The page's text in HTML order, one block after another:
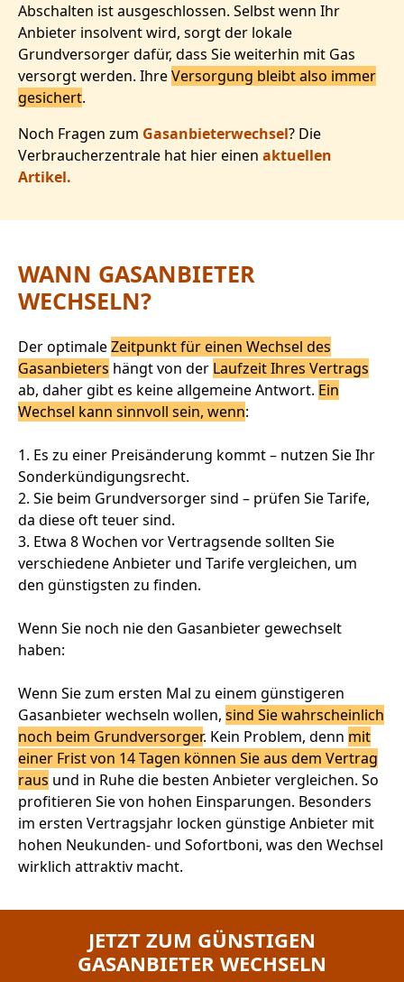
Abschalten ist ausgeschlossen. Selbst wenn Ihr
Anbieter insolvent wird, sorgt der lokale
Grundversorger dafür, dass Sie weiterhin mit Gas
versorgt werden. IhreVersorgung bleibt also immer
gesichert.
Noch Fragen zum Gasanbieterwechsel? Die
Verbraucherzentrale hat hier einen aktuellen
Artikel.
WANN GASANBIETER
WECHSELN?
Der optimaleZeitpunkt für einen Wechsel des
Gasanbieters hängt von der Laufzeit Ihres Vertrags
ab, daher gibt es keine allgemeine Antwort. Ein
Wechsel kann sinnvoll sein, wenn:
1. Es zu einer Preisänderung kommt – nutzen Sie Ihr
Sonderkündigungsrecht.
2. Sie beim Grundversorger sind – prüfen Sie Tarife,
da diese oft teuer sind.
3. Etwa 8 Wochen vor Vertragsende sollten Sie
verschiedene Anbieter und Tarife vergleichen, um
den günstigsten zu finden.
Wenn Sie noch nie den Gasanbieter gewechselt
haben:
Wenn Sie zum ersten Mal zu einem günstigeren
Gasanbieter wechseln wollen, sind Sie wahrscheinlich
noch beim Grundversorger. Kein Problem, denn mit
einer Frist von 14 Tagen können Sie aus dem Vertrag
raus und in Ruhe die besten Anbieter vergleichen. So
profitieren Sie von hohen Einsparungen. Besonders
im ersten Vertragsjahr locken günstige Anbieter mit
hohen Neukunden- und Sofortboni, was den Wechsel
wirklich attraktiv macht.
JETZT ZUM GÜNSTIGEN
GASANBIETER WECHSELN